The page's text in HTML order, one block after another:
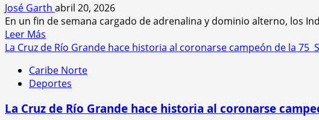
ante
desastres
en
el
Caribe
Norte
José Garth abril 20, 2026
En un fin de semana cargado de adrenalina y dominio alterno, los
Leer Más
más
de
Bóer
Mineros
La Cruz de Río Grande hace historia al coronarse campeón de la 75
Caribe Norte
Deportes
La Cruz de Río Grande hace historia al coronarse